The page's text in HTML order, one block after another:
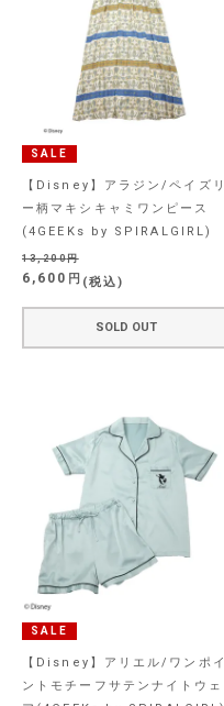
SALE
【Disney】アラジン/ペイズリ
ー柄マキシキャミワンピース
(4GEEKs by SPIRALGIRL)
13,200
6,600 税込
SOLD OUT
SALE
【Disney】アリエル/ワンポイ
ントモチーフサテンナイトウェ